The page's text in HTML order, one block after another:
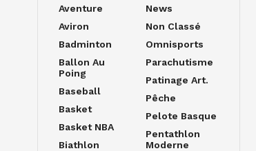
Aventure
Aviron
Badminton
Ballon Au
Poing
Baseball
Basket
Basket NBA
Biathlon
News
Non Classé
Omnisports
Parachutisme
Patinage Art.
Pêche
Pelote Basque
Pentathlon
Moderne